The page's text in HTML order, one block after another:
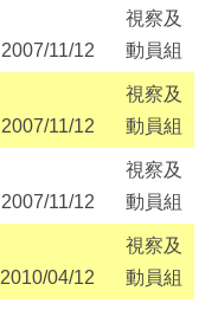
2007/11/12
視察及
動員組
2007/11/12
視察及
動員組
2007/11/12
視察及
動員組
2010/04/12
視察及
動員組